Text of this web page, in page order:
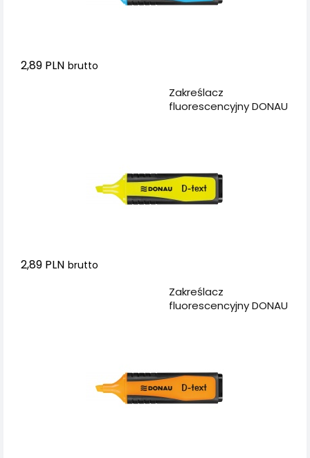
2,89 PLN brutto
Zakreślacz
fluorescencyjny DONAU
2,89 PLN brutto
Zakreślacz
fluorescencyjny DONAU